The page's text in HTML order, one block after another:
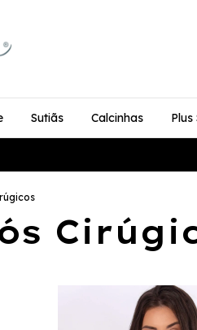
Sutiãs Calcinhas Plus